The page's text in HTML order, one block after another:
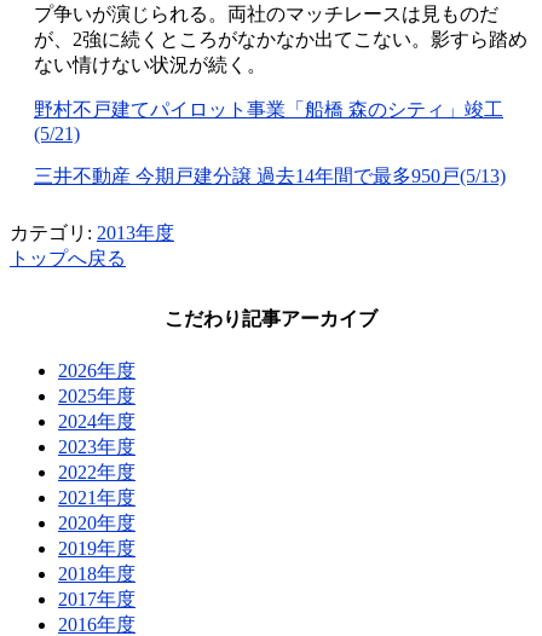
プ争いが演じられる。両社のマッチレースは見ものだ
が、2強に続くところがなかなか出てこない。影すら踏め
ない情けない状況が続く。
野村不戸建てパイロット事業「船橋 森のシティ」竣工
(5/21)
三井不動産 今期戸建分譲 過去14年間で最多950戸(5/13)
カテゴリ: 2013年度
トップへ戻る
こだわり記事アーカイブ
2026年度
2025年度
2024年度
2023年度
2022年度
2021年度
2020年度
2019年度
2018年度
2017年度
2016年度